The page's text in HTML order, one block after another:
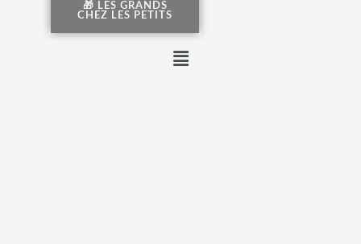
🎁 LES GRANDS
CHEZ LES PETITS
Menu